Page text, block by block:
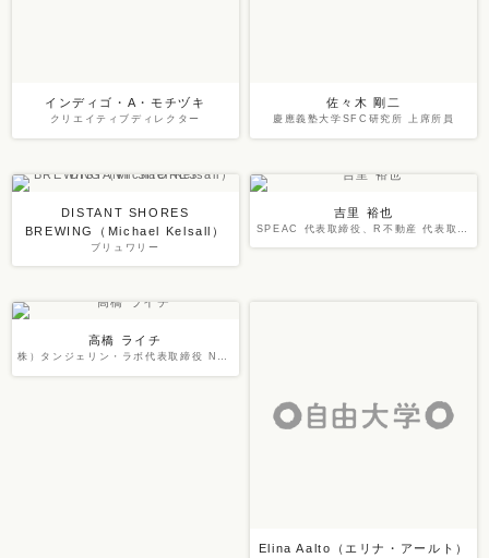
インディゴ・A・モチヅキ
クリエイティブディレクター
佐々木 剛二
慶應義塾大学SFC研究所 上席所員
DISTANT SHORES
BREWING（Michael Kelsall）
ブリュワリー
吉里 裕也
高橋 ライチ
Elina Aalto（エリナ・アールト）